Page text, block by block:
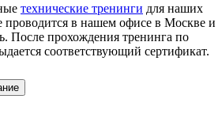
технические тренинги для наших
проводится в нашем офисе в Москве и
После прохождения тренинга по
соответствующий сертификат.